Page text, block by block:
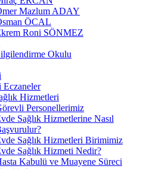
Mazlum ADAY
ÖCAL
Roni SÖNMEZ
Okulu
Eczaneler
Hizmetleri
Personellerimiz
Sağlık Hizmetlerine Nasıl
Sağlık Hizmetleri Birimimiz
Sağlık Hizmeti Nedir?
Kabulü ve Muayene Süreci